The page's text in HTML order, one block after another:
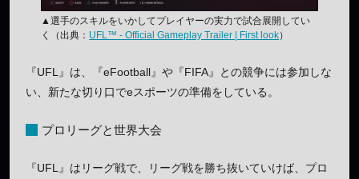
▲選手のスキルをいかしてプレイヤーの実力で試合展開してい
く（出典： UFL™ - Official Gameplay Trailer | First look）
『UFL』は、『eFootball』や『FIFA』との競争には参加しな
い、新たな切り口でeスポーツの準備をしている。
プロリーグと世界大会
『UFL』はリーグ戦で、リーグ戦を勝ち抜いていけば、プロ